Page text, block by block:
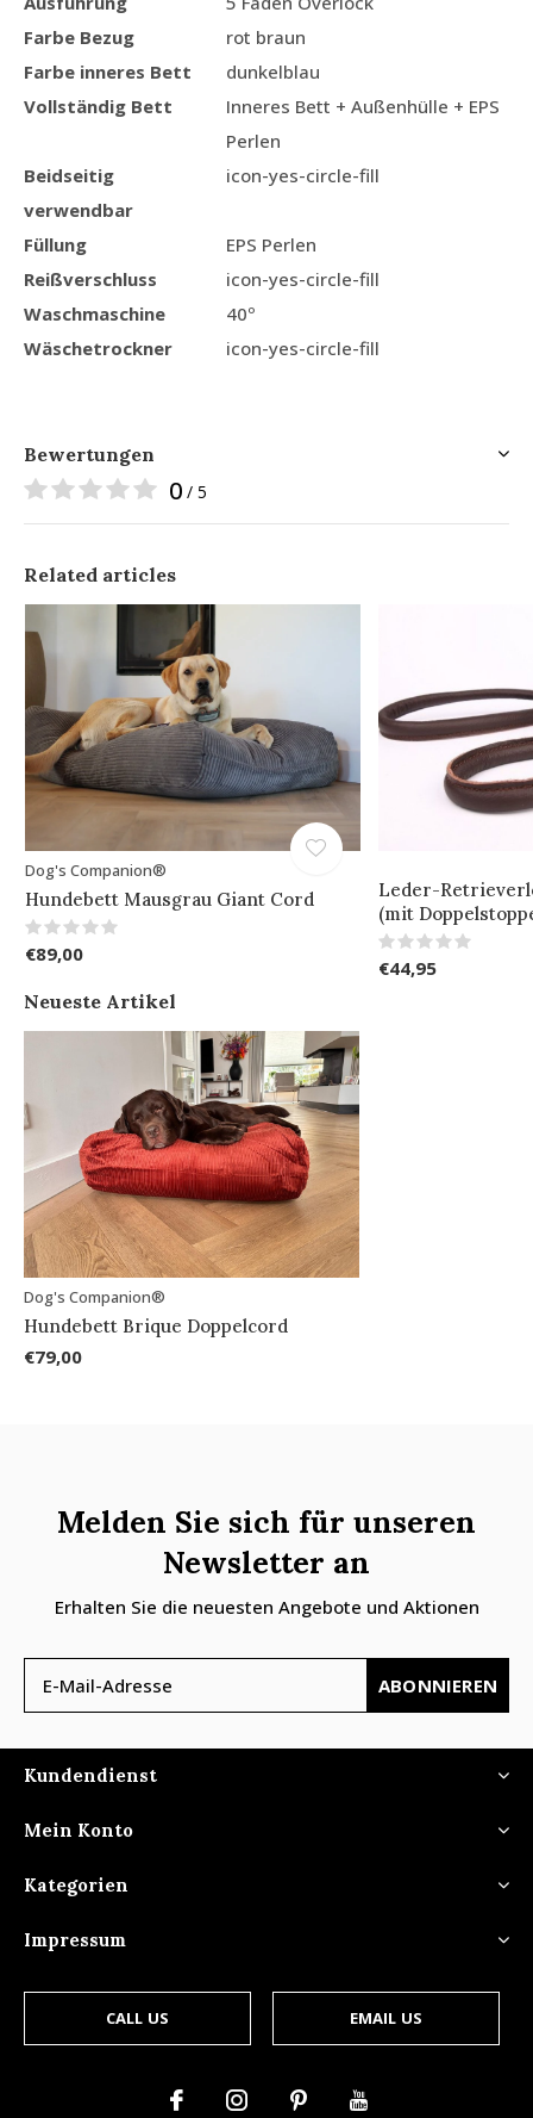
Farbe Bezug
rot braun
Farbe inneres Bett
dunkelblau
Vollständig Bett
Inneres Bett + Außenhülle + EPS
Perlen
Beidseitig
verwendbar
icon-yes-circle-fill
Füllung
EPS Perlen
Reißverschluss
icon-yes-circle-fill
Waschmaschine
40º
Wäschetrockner
icon-yes-circle-fill
Bewertungen
0 / 5
Related articles
Dog's Companion®
Hundebett Mausgrau Giant Cord
€89,00
Leder-
(mit
€44,95
Neueste Artikel
Dog's Companion®
Hundebett Brique Doppelcord
€79,00
Melden Sie sich für unseren
Newsletter an
Erhalten Sie die neuesten Angebote und Aktionen
ABONNIEREN
Kundendienst
Mein Konto
Kategorien
Impressum
CALL US EMAIL US